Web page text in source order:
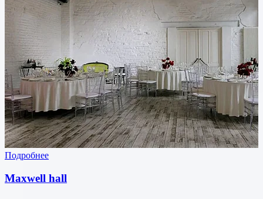
Подробнее
Maxwell hall